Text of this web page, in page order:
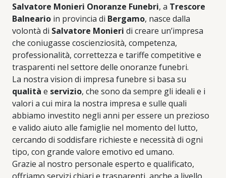
Salvatore Monieri Onoranze Funebri, a Trescore
Balneario in provincia di Bergamo, nasce dalla
volontà di Salvatore Monieri di creare un’impresa
che coniugasse coscienziosità, competenza,
professionalità, correttezza e tariffe competitive e
trasparenti nel settore delle onoranze funebri.
La nostra vision di impresa funebre si basa su
qualità e servizio, che sono da sempre gli ideali e i
valori a cui mira la nostra impresa e sulle quali
abbiamo investito negli anni per essere un prezioso
e valido aiuto alle famiglie nel momento del lutto,
cercando di soddisfare richieste e necessità di ogni
tipo, con grande valore emotivo ed umano.
Grazie al nostro personale esperto e qualificato,